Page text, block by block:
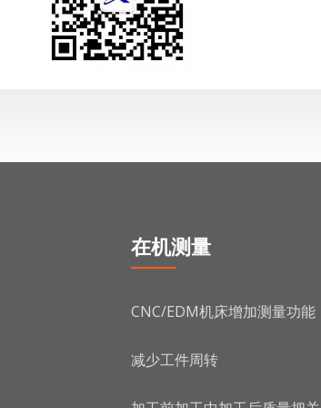
在机测量
CNC/EDM机床增加测量功能
减少工件周转